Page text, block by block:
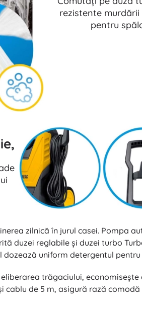
rezistente
pentru
zilnică în jurul casei. Pompa
duzei reglabile și duzei turbo
uniform detergentul
trăgaciului,
de 5 m, asigură rază